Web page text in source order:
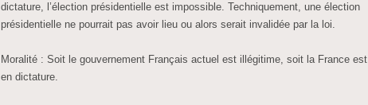
dictature, l’élection présidentielle est impossible. Techniquement, une élection
présidentielle ne pourrait pas avoir lieu ou alors serait invalidée par la loi.
Moralité : Soit le gouvernement Français actuel est illégitime, soit la France est
en dictature.